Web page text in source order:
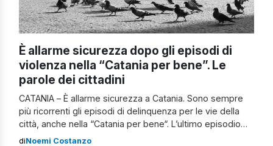
È allarme sicurezza dopo gli episodi di
violenza nella “Catania per bene”. Le
parole dei cittadini
CATANIA – È allarme sicurezza a Catania. Sono sempre
più ricorrenti gli episodi di delinquenza per le vie della
città, anche nella “Catania per bene“. L’ultimo episodio
riguarda proprio l’aggressione che si è consumata
diNoemi Costanzo